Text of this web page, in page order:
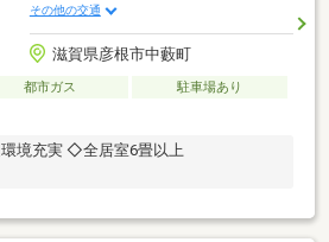
その他の交通
滋賀県彦根市中藪町
都市ガス
駐車場あり
境充実 ◇全居室6畳以上